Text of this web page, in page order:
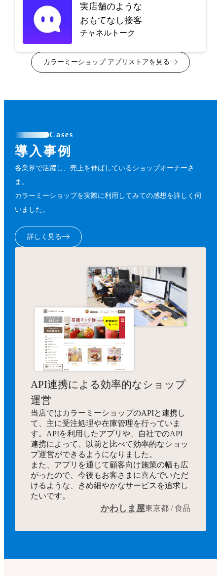
実店舗のような
おもてなし接客
チャネルトーク
カラーミーショップ アプリストアを見る
Cases
導入事例
各業界で活躍し、売上を伸ばしているショップオーナーさ
ま。
カラーミーショップを実際に利用してみての感想を詳しく伺
いました。
詳しく見る
API連携による効率的なショップ
運営
当店ではカラーミーショップのAPIと連携し
て、主に受注処理や在庫管理を行っていま
す。APIを利用したアプリや、自社でのAPI
連携によって、以前と比べて効率的なショッ
プ運営ができるようになりました。
また、アプリを通じて顧客向け施策の幅も広
がったので、今後もお客さまに喜んでいただ
けるような、きめ細やかなサービスを追求し
たいです。
かわしま屋東京都 / 食品